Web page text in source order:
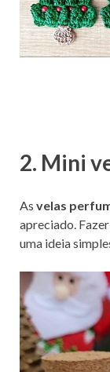
2. Mini
As velas
apreciado.
uma ideia